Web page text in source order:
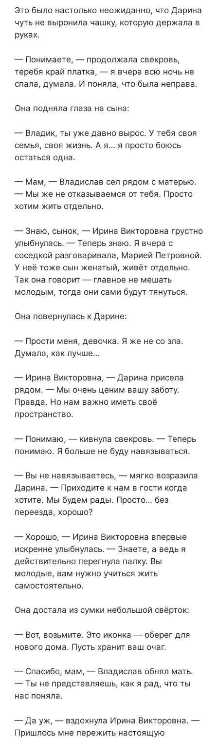
Это было настолько неожиданно, что Дарина
чуть не выронила чашку, которую держала в
руках.
— Понимаете, — продолжала свекровь,
теребя край платка, — я вчера всю ночь не
спала, думала. И поняла, что была неправа.
Она подняла глаза на сына:
— Владик, ты уже давно вырос. У тебя своя
семья, своя жизнь. А я… я просто боюсь
остаться одна.
— Мам, — Владислав сел рядом с матерью.
— Мы же не отказываемся от тебя. Просто
хотим жить отдельно.
— Знаю, сынок, — Ирина Викторовна грустно
улыбнулась. — Теперь знаю. Я вчера с
соседкой разговаривала, Марией Петровной.
У неё тоже сын женатый, живёт отдельно.
Так она говорит — главное не мешать
молодым, тогда они сами будут тянуться.
Она повернулась к Дарине:
— Прости меня, девочка. Я же не со зла.
Думала, как лучше…
— Ирина Викторовна, — Дарина присела
рядом. — Мы очень ценим вашу заботу.
Правда. Но нам важно иметь своё
пространство.
— Понимаю, — кивнула свекровь. — Теперь
понимаю. Я больше не буду навязываться.
— Вы не навязываетесь, — мягко возразила
Дарина. — Приходите к нам в гости когда
хотите. Мы будем рады. Просто… без
переезда, хорошо?
— Хорошо, — Ирина Викторовна впервые
искренне улыбнулась. — Знаете, а ведь я
действительно перегнула палку. Вы
молодые, вам нужно учиться жить
самостоятельно.
Она достала из сумки небольшой свёрток:
— Вот, возьмите. Это иконка — оберег для
нового дома. Пусть хранит ваш очаг.
— Спасибо, мам, — Владислав обнял мать.
— Ты не представляешь, как я рад, что ты
нас поняла.
— Да уж, — вздохнула Ирина Викторовна. —
Пришлось мне пережить настоящую